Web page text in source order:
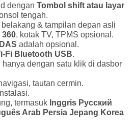
dengan Tombol shift atau layar
tengah.
& tampilan depan asli
360, kotak TV, TPMS opsional.
adalah opsional.
Fi Bluetooth USB.
dengan satu klik di dasbor
tautan cermin.
termasuk Inggris Pусский
Arab Persia Jepang Korea